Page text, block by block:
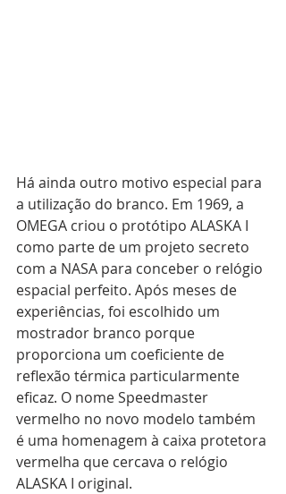
Há ainda outro motivo especial para
a utilização do branco. Em 1969, a
OMEGA criou o protótipo ALASKA I
como parte de um projeto secreto
com a NASA para conceber o relógio
espacial perfeito. Após meses de
experiências, foi escolhido um
mostrador branco porque
proporciona um coeficiente de
reflexão térmica particularmente
eficaz. O nome Speedmaster
vermelho no novo modelo também
é uma homenagem à caixa protetora
vermelha que cercava o relógio
ALASKA I original.